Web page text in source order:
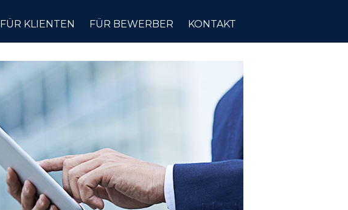
FÜR KLIENTEN FÜR BEWERBER KONTAKT